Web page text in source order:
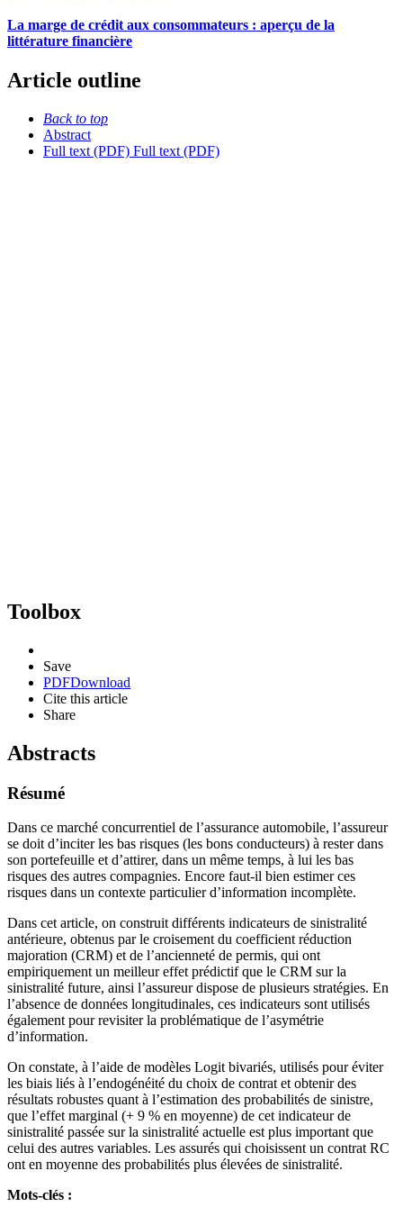
La marge de crédit aux consommateurs : aperçu de la
littérature financière
Article outline
Back to top
Abstract
Full text (PDF) Full text (PDF)
Toolbox
Save
PDFDownload
Cite this article
Share
Abstracts
Résumé
Dans ce marché concurrentiel de l’assurance automobile, l’assureur
se doit d’inciter les bas risques (les bons conducteurs) à rester dans
son portefeuille et d’attirer, dans un même temps, à lui les bas
risques des autres compagnies. Encore faut-il bien estimer ces
risques dans un contexte particulier d’information incomplète.
Dans cet article, on construit différents indicateurs de sinistralité
antérieure, obtenus par le croisement du coefficient réduction
majoration (CRM) et de l’ancienneté de permis, qui ont
empiriquement un meilleur effet prédictif que le CRM sur la
sinistralité future, ainsi l’assureur dispose de plusieurs stratégies. En
l’absence de données longitudinales, ces indicateurs sont utilisés
également pour revisiter la problématique de l’asymétrie
d’information.
On constate, à l’aide de modèles Logit bivariés, utilisés pour éviter
les biais liés à l’endogénéité du choix de contrat et obtenir des
résultats robustes quant à l’estimation des probabilités de sinistre,
que l’effet marginal (+ 9 % en moyenne) de cet indicateur de
sinistralité passée sur la sinistralité actuelle est plus important que
celui des autres variables. Les assurés qui choisissent un contrat RC
ont en moyenne des probabilités plus élevées de sinistralité.
Mots-clés :